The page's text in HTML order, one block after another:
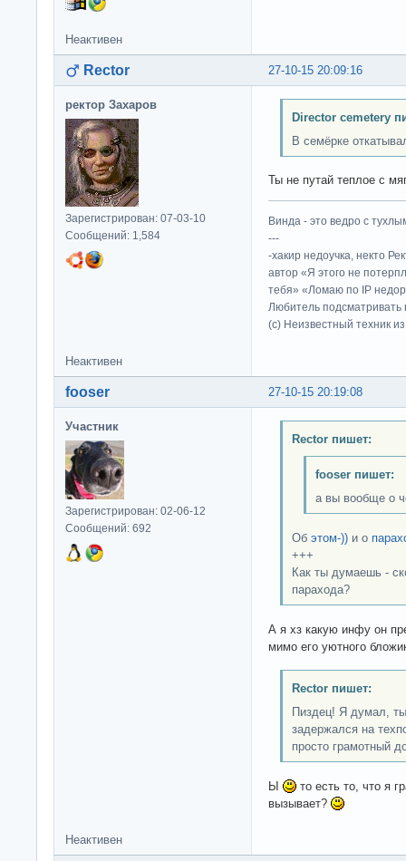
Неактивен
27-10-15 20:09:16
Rector
ректор Захаров
Зарегистрирован: 07-03-10
Сообщений: 1,584
Director cemetery
В семёрке
Ты не путай теплое с
Винда - это ведро с
---
-хакир недоучка, некто
автор «Я этого не
тебя» «Ломаю по IP
Любитель подсматривать
(c) Неизвестный техник
Неактивен
27-10-15 20:19:08
fooser
Участник
Зарегистрирован: 02-06-12
Сообщений: 692
Rector пишет:
fooser пишет:
а вы вообще о
Об этом-))и о
+++
Как ты думаешь -
парахода?
А я хз какую инфу он
мимо его уютного
Rector пишет:
Пиздец! Я думал,
задержался на
просто грамотный
Ы
то есть то, что я
вызывает?
Неактивен